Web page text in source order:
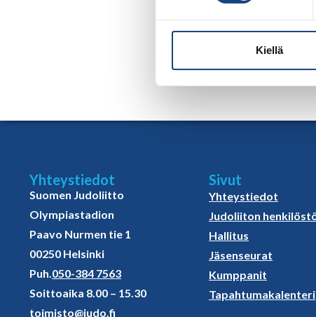
Kiellä
Tiistai 16.6.
Yhteystiedot
Suomen Judoliitto
Olympiastadion
Paavo Nurmen tie 1
00250 Helsinki
Puh.050-384 7563
Soittoaika 8.00 – 15.30
toimisto@judo.fi
Sivut
Yhteystiedot
Judoliiton
Hallitus
Jäsenseurat
Kumppanit
Tapahtumakalenteri